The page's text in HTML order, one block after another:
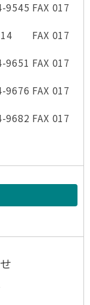
FAX 017
FAX 017
FAX 017
FAX 017
FAX 017